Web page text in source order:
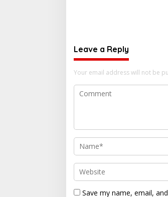
Leave a Reply
Your email address will not be
Save my name, email,